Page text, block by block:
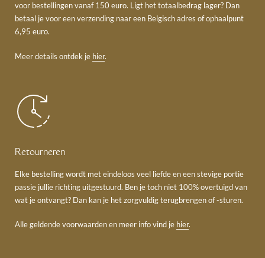
voor bestellingen vanaf 150 euro. Ligt het totaalbedrag lager? Dan
betaal je voor een verzending naar een Belgisch adres of ophaalpunt
6,95 euro.
Meer details ontdek je hier.
Retourneren
Elke bestelling wordt met eindeloos veel liefde en een stevige portie
passie jullie richting uitgestuurd. Ben je toch niet 100% overtuigd van
wat je ontvangt? Dan kan je het zorgvuldig terugbrengen of -sturen.
Alle geldende voorwaarden en meer info vind je hier.